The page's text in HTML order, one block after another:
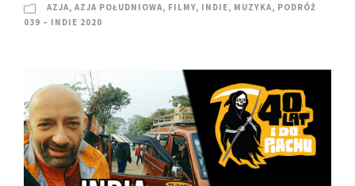
AZJA, AZJA POŁUDNIOWA, FILMY, INDIE, MUZYKA, PODRÓŻ
039 – INDIE 2020